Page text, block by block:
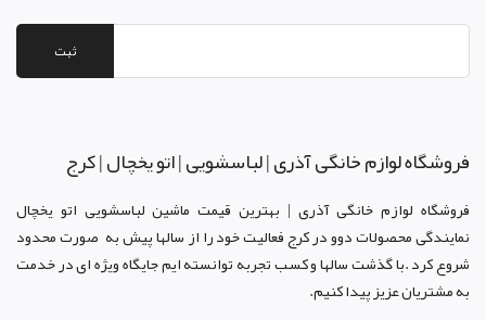
ثبت
فروشگاه لوازم خانگی آذری | لباسشویی | اتو یخچال | کرج
فروشگاه لوازم خانگی آذری | بهترین قیمت ماشین لباسشویی اتو یخچال
نمایندگی محصولات دوو در کرجفعالیت خود را از سالها پیش به صورت محدود
شروع کرد .با گذشت سالها و کسب تجربه توانسته ایم جایگاه ویژه ای در خدمت
به مشتریان عزیز پیدا کنیم.